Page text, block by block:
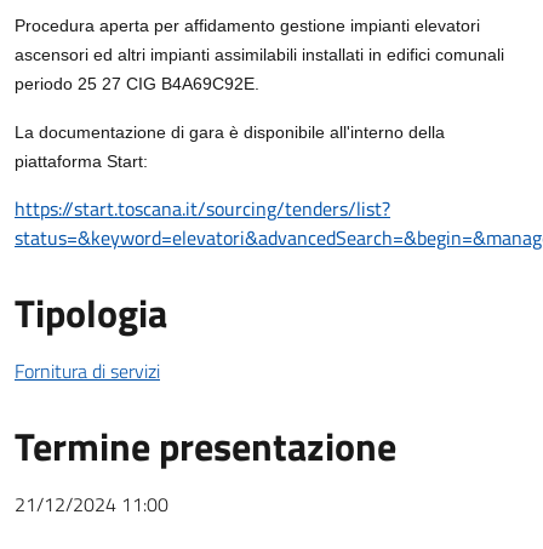
Procedura aperta per affidamento gestione impianti elevatori
ascensori ed altri impianti assimilabili installati in edifici comunali
periodo 25 27 CIG B4A69C92E.
La documentazione di gara è disponibile all'interno della
piattaforma Start:
https://start.toscana.it/sourcing/tenders/list?
Tipologia
Fornitura di servizi
Termine presentazione
21/12/2024 11:00